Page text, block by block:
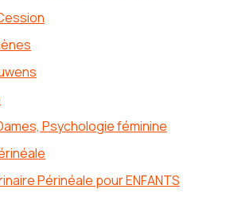
Psychologie féminine
Périnéale pour ENFANTS